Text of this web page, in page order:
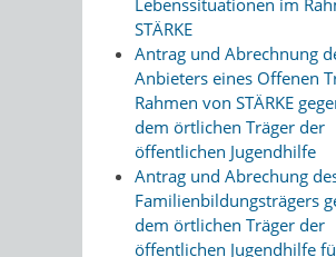
STÄRKE
Antrag und Abrechnung
Anbieters eines Offenen
Rahmen von STÄRKE
dem örtlichen Träger der
öffentlichen Jugendhilfe
Antrag und Abrechung
Familienbildungsträgers
dem örtlichen Träger der
öffentlichen Jugendhilfe